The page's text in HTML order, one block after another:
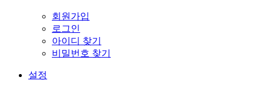
회원가입
로그인
아이디 찾기
비밀번호 찾기
설정